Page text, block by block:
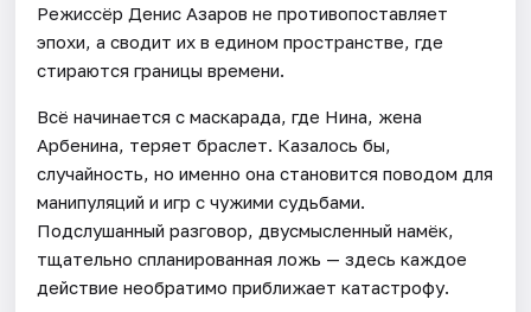
Режиссёр Денис Азаров не противопоставляет
эпохи, а сводит их в едином пространстве, где
стираются границы времени.
Всё начинается с маскарада, где Нина, жена
Арбенина, теряет браслет. Казалось бы,
случайность, но именно она становится поводом для
манипуляций и игр с чужими судьбами.
Подслушанный разговор, двусмысленный намёк,
тщательно спланированная ложь — здесь каждое
действие необратимо приближает катастрофу.